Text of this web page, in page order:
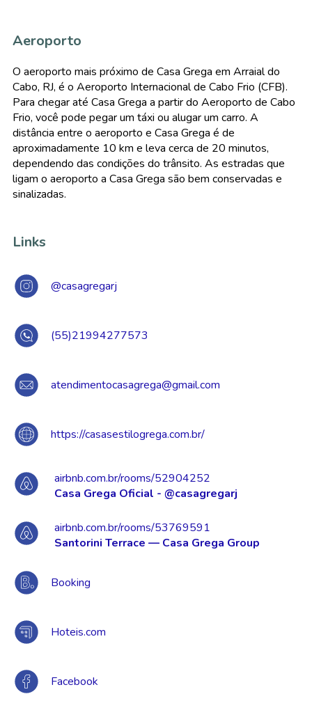
Aeroporto
O aeroporto mais próximo de Casa Grega em Arraial do
Cabo, RJ, é o Aeroporto Internacional de Cabo Frio (CFB).
Para chegar até Casa Grega a partir do Aeroporto de Cabo
Frio, você pode pegar um táxi ou alugar um carro. A
distância entre o aeroporto e Casa Grega é de
aproximadamente 10 km e leva cerca de 20 minutos,
dependendo das condições do trânsito. As estradas que
ligam o aeroporto a Casa Grega são bem conservadas e
sinalizadas.
Links
@casagregarj
(55)21994277573
atendimentocasagrega@gmail.com
https://casasestilogrega.com.br/
airbnb.com.br/rooms/52904252
Casa Grega Oficial - @casagregarj
airbnb.com.br/rooms/53769591
Santorini Terrace — Casa Grega Group
Booking
Hoteis.com
Facebook